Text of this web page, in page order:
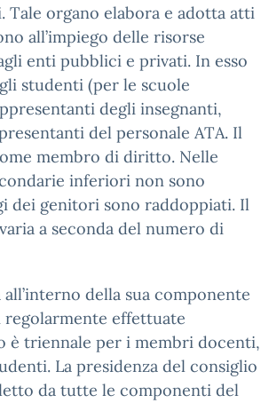
organo elabora e adotta atti
all’impiego delle risorse
enti pubblici e privati. In esso
studenti (per le scuole
degli insegnanti,
del personale ATA. Il
membro di diritto. Nelle
inferiori non sono
dei genitori sono raddoppiati. Il
a seconda del numero di
della sua componente
effettuate
è triennale per i membri docenti,
La presidenza del consiglio
da tutte le componenti del